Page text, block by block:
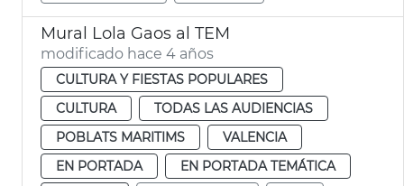
Mural Lola Gaos al TEM
modificado hace 4 años
CULTURA Y FIESTAS POPULARES
CULTURA
TODAS LAS AUDIENCIAS
POBLATS MARITIMS
VALENCIA
EN PORTADA
EN PORTADA TEMÁTICA